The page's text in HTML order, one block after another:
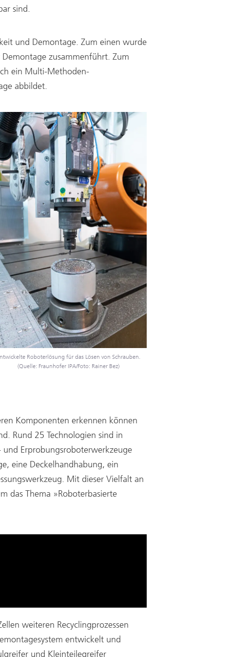
sind.
und Demontage. Zum einen wurde
zusammenführt. Zum
ein Multi-Methoden-
abbildet.
Roboterlösung für das Lösen von Schrauben.
(Quelle: Fraunhofer IPA/Foto: Rainer Bez)
Komponenten erkennen können
Rund 25 Technologien sind in
Erprobungsroboterwerkzeuge
eine Deckelhandhabung, ein
Mit dieser Vielfalt an
das Thema »Roboterbasierte
weiteren Recyclingprozessen
entwickelt und
und Kleinteilegreifer